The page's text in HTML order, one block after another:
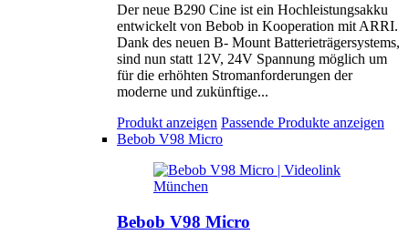
Der neue B290 Cine ist ein Hochleistungsakku
entwickelt von Bebob in Kooperation mit ARRI.
Dank des neuen B- Mount Batterieträgersystems,
sind nun statt 12V, 24V Spannung möglich um
für die erhöhten Stromanforderungen der
moderne und zukünftige...
Produkt anzeigen Passende Produkte anzeigen
Bebob V98 Micro
Bebob V98 Micro